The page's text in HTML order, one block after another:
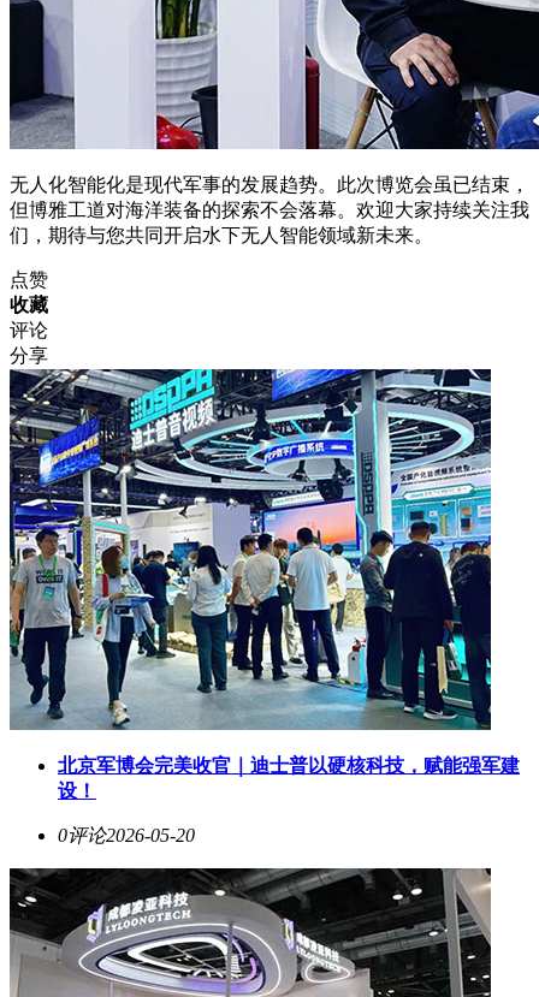
无人化智能化是现代军事的发展趋势。此次博览会虽已结束，
但博雅工道对海洋装备的探索不会落幕。欢迎大家持续关注我
们，期待与您共同开启水下无人智能领域新未来。
点赞
收藏
评论
分享
北京军博会完美收官｜迪士普以硬核科技，赋能强军建
设！
0评论2026-05-20